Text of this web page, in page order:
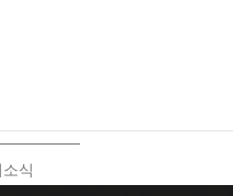
식